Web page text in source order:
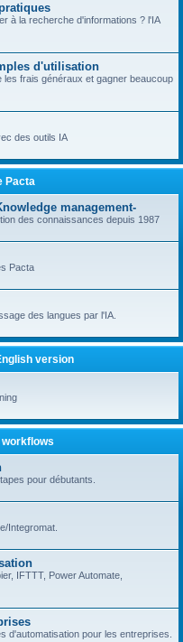
à la recherche d'informations ? l'IA
d'utilisation
les frais généraux et gagner beaucoup
des outils IA
Pacta
management-
des connaissances depuis 1987
Pacta
des langues par l'IA.
version
pour débutants.
Integromat.
IFTTT, Power Automate,
d'automatisation pour les entreprises.